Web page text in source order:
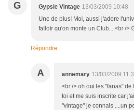
G Gypsie Vintage 13/03/2009 10:48
Une de plus! Moi, aussi j'adore
falloir qu'on monte un Club....<br />
Répondre
A annemary 13/03/2009
<br /> oh oui les "fanas" de
toi et me suis inscrite car
"vintage" je connais ....un